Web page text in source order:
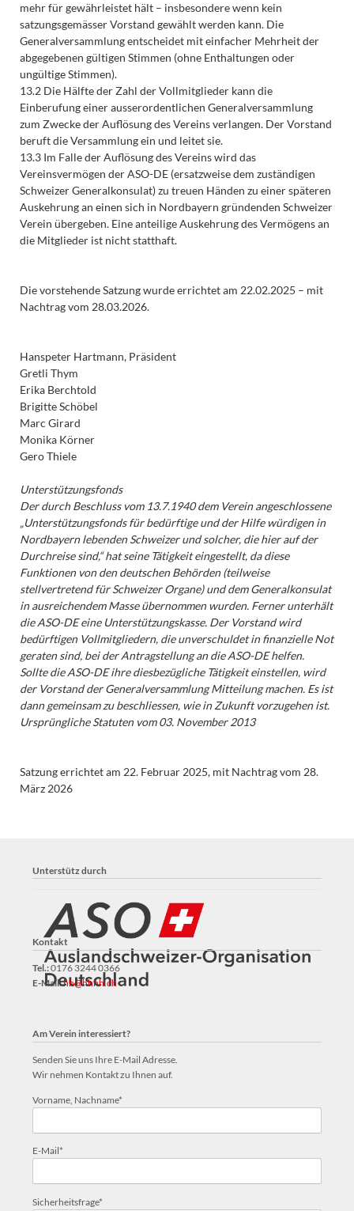
mehr für gewährleistet hält – insbesondere wenn kein
satzungsgemässer Vorstand gewählt werden kann. Die
Generalversammlung entscheidet mit einfacher Mehrheit der
abgegebenen gültigen Stimmen (ohne Enthaltungen oder
ungültige Stimmen).
13.2 Die Hälfte der Zahl der Vollmitglieder kann die
Einberufung einer ausserordentlichen Generalversammlung
zum Zwecke der Auflösung des Vereins verlangen. Der Vorstand
beruft die Versammlung ein und leitet sie.
13.3 Im Falle der Auflösung des Vereins wird das
Vereinsvermögen der ASO-DE (ersatzweise dem zuständigen
Schweizer Generalkonsulat) zu treuen Händen zu einer späteren
Auskehrung an einen sich in Nordbayern gründenden Schweizer
Verein übergeben. Eine anteilige Auskehrung des Vermögens an
die Mitglieder ist nicht statthaft.
Die vorstehende Satzung wurde errichtet am 22.02.2025 – mit
Nachtrag vom 28.03.2026.
Hanspeter Hartmann, Präsident
Gretli Thym
Erika Berchtold
Brigitte Schöbel
Marc Girard
Monika Körner
Gero Thiele
Unterstützungsfonds
Der durch Beschluss vom 13.7.1940 dem Verein angeschlossene
„Unterstützungsfonds für bedürftige und der Hilfe würdigen in
Nordbayern lebenden Schweizer und solcher, die hier auf der
Durchreise sind,“ hat seine Tätigkeit eingestellt, da diese
Funktionen von den deutschen Behörden (teilweise
stellvertretend für Schweizer Organe) und dem Generalkonsulat
in ausreichendem Masse übernommen wurden. Ferner unterhält
die ASO-DE eine Unterstützungskasse. Der Vorstand wird
bedürftigen Vollmitgliedern, die unverschuldet in finanzielle Not
geraten sind, bei der Antragstellung an die ASO-DE helfen.
Sollte die ASO-DE ihre diesbezügliche Tätigkeit einstellen, wird
der Vorstand der Generalversammlung Mitteilung machen. Es ist
dann gemeinsam zu beschliessen, wie in Zukunft vorzugehen ist.
Ursprüngliche Statuten vom 03. November 2013
Satzung errichtet am 22. Februar 2025, mit Nachtrag vom 28.
März 2026
Unterstütz durch
Kontakt
Tel.:0176 3244 0366
E-Mail:hh@hhhh.ch
Am Verein interessiert?
Senden Sie uns Ihre E-Mail Adresse.
Wir nehmen Kontakt zu Ihnen auf.
Pflichtfeld
Vorname, Nachname*
Pflichtfeld
E-Mail*
Pflichtfeld
Sicherheitsfrage*